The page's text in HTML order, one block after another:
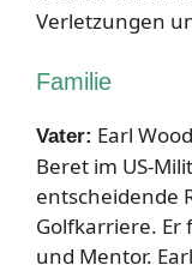
Verletzungen
Familie
Vater: Earl
Beret im US-
entscheidende
Golfkarriere. Er
und Mentor.